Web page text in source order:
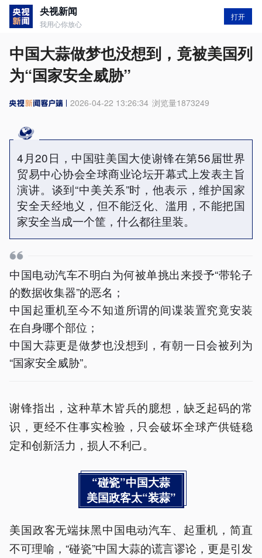
央视新闻
我用心你放心
打开
中国大蒜做梦也没想到，竟被美国列
为“国家安全威胁”
2026-04-22 13:26:34 浏览量1873249
4月20日，中国驻美国大使谢锋在第56届世界
贸易中心协会全球商业论坛开幕式上发表主旨
演讲。谈到“中美关系”时，他表示，维护国家
安全天经地义，但不能泛化、滥用，不能把国
家安全当成一个筐，什么都往里装。
中国电动汽车不明白为何被单挑出来授予“带轮子
的数据收集器”的恶名；
中国起重机至今不知道所谓的间谍装置究竟安装
在自身哪个部位；
中国大蒜更是做梦也没想到，有朝一日会被列为
“国家安全威胁”。
谢锋指出，这种草木皆兵的臆想，缺乏起码的常
识，更经不住事实检验，只会破坏全球产供链稳
定和创新活力，损人不利己。
“碰瓷”中国大蒜
美国政客太“装蒜”
美国政客无端抹黑中国电动汽车、起重机，简直
不可理喻，“碰瓷”中国大蒜的谎言谬论，更是引发